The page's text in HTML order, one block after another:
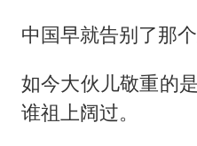
中国早就告别了那个
如今大伙儿敬重的
谁祖上阔过。